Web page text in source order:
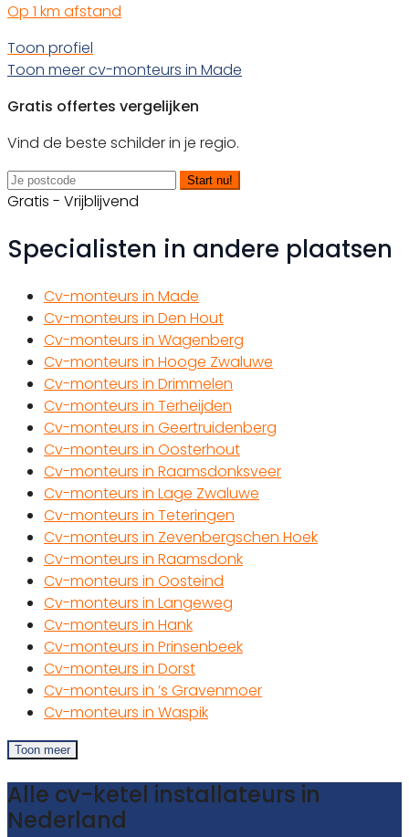
Op 1 km afstand
Toon profiel
Toon meer cv-monteurs in Made
Gratis offertes vergelijken
Vind de beste schilder in je regio.
Start nu!
Gratis - Vrijblijvend
Specialisten in andere plaatsen
Cv-monteurs in Made
Cv-monteurs in Den Hout
Cv-monteurs in Wagenberg
Cv-monteurs in Hooge Zwaluwe
Cv-monteurs in Drimmelen
Cv-monteurs in Terheijden
Cv-monteurs in Geertruidenberg
Cv-monteurs in Oosterhout
Cv-monteurs in Raamsdonksveer
Cv-monteurs in Lage Zwaluwe
Cv-monteurs in Teteringen
Cv-monteurs in Zevenbergschen Hoek
Cv-monteurs in Raamsdonk
Cv-monteurs in Oosteind
Cv-monteurs in Langeweg
Cv-monteurs in Hank
Cv-monteurs in Prinsenbeek
Cv-monteurs in Dorst
Cv-monteurs in ’s Gravenmoer
Cv-monteurs in Waspik
Toon meer
Alle cv-ketel installateurs in
Nederland